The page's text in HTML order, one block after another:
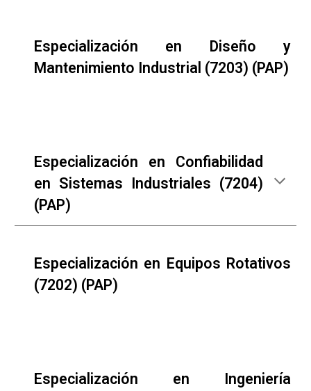
Especialización en Diseño y
Mantenimiento Industrial (7203) (PAP)
Especialización en Confiabilidad
en Sistemas Industriales (7204)
(PAP)
Especialización en Equipos Rotativos
(7202) (PAP)
Especialización en Ingeniería